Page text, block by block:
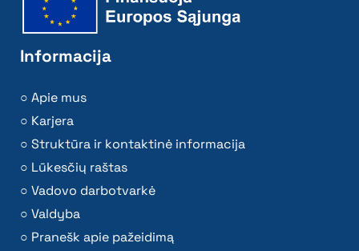
Informacija
Apie mus
Karjera
Struktūra ir kontaktinė informacija
Lūkesčių raštas
Vadovo darbotvarkė
Valdyba
Pranešk apie pažeidimą